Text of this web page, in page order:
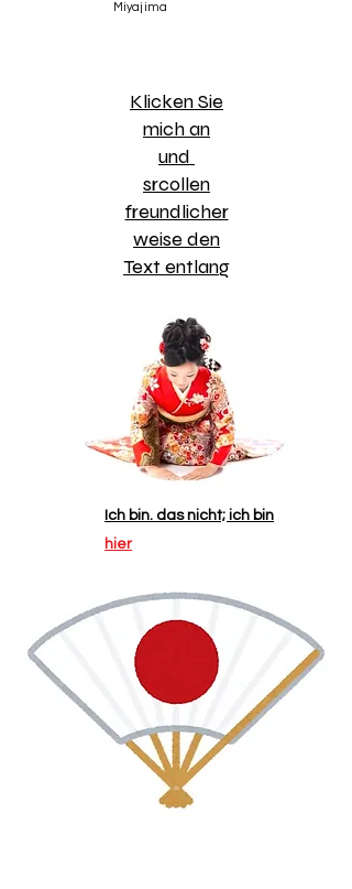
​Klicken Sie
mich an
und
srcollen
freundlicher
weise den
Text entlang
Miyajima
Ich bin. das nicht; ich bin
hier